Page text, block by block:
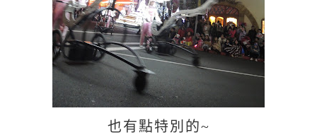
也有點特別的~